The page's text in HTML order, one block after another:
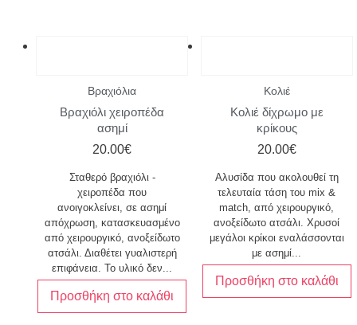
Βραχιόλια
Βραχιόλι χειροπέδα
ασημί
20.00€
Σταθερό βραχιόλι -
χειροπέδα που
ανοιγοκλείνει, σε ασημί
απόχρωση, κατασκευασμένο
από χειρουργικό, ανοξείδωτο
ατσάλι. Διαθέτει γυαλιστερή
επιφάνεια. Το υλικό δεν...
Προσθήκη στο καλάθι
Κολιέ
Κολιέ δίχρωμο με
κρίκους
20.00€
Αλυσίδα που ακολουθεί τη
τελευταία τάση του mix &
match, από χειρουργικό,
ανοξείδωτο ατσάλι. Χρυσοί
μεγάλοι κρίκοι εναλάσσονται
με ασημί...
Προσθήκη στο καλάθι